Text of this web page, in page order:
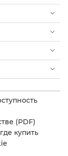
(PDF)
купить